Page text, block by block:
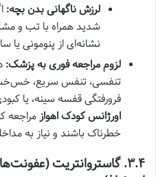
لرزش ناگهانی بدن بچه:
شدید همراه با تب و
نشانه‌ای از پنومونی
لزوم مراجعه فوری به پزشک:
تنفسی، تنفس سریع،
فرورفتگی قفسه سینه، یا
اورژانس کودک اهواز مراجعه
خطرناک باشند و نیاز به
۳.۴. گاستروانتریت